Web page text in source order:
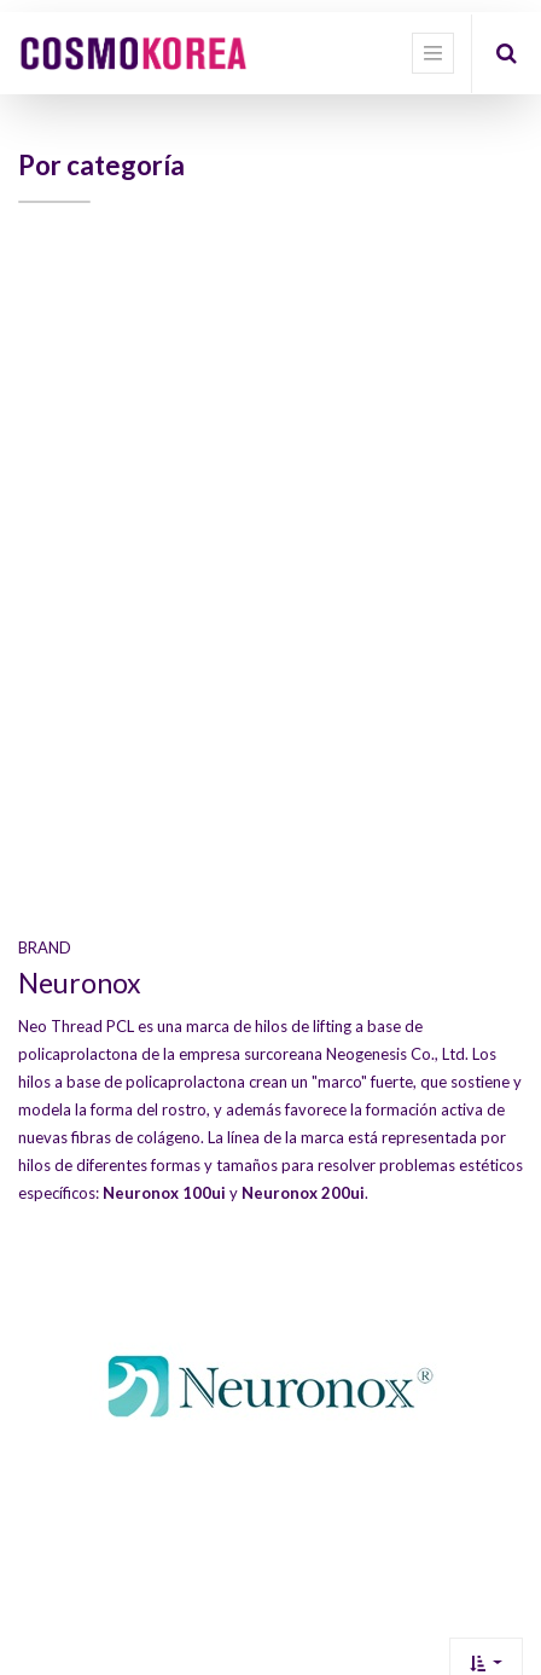
Por categoría
BRAND
Neuronox
Neo Thread PCL es una marca de hilos de lifting a base de
policaprolactona de la empresa surcoreana Neogenesis Co., Ltd. Los
hilos a base de policaprolactona crean un "marco" fuerte, que sostiene y
modela la forma del rostro, y además favorece la formación activa de
nuevas fibras de colágeno. La línea de la marca está representada por
hilos de diferentes formas y tamaños para resolver problemas estéticos
específicos: Neuronox 100ui y Neuronox 200ui.
categories
options